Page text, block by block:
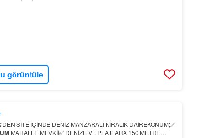
görüntüle
SİTE İÇİNDE DENİZ MANZARALI KİRALIK DAİREKONUM;✅
MAHALLE MEVKİİ✅ DENİZE VE PLAJLARA 150 METRE